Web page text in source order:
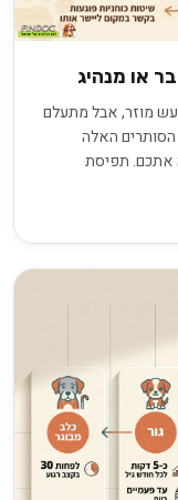
או מנהיג
מוזר, אבל מתעלם
האלה
אתכם. תפיסת
אתם ממלאים